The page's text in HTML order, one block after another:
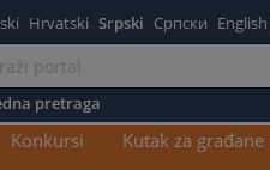
Hrvatski Srpski Српски English
pretraga
Konkursi Kutak za građane